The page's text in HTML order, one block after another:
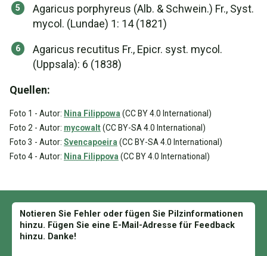
Agaricus porphyreus (Alb. & Schwein.) Fr., Syst.
mycol. (Lundae) 1: 14 (1821)
Agaricus recutitus Fr., Epicr. syst. mycol.
(Uppsala): 6 (1838)
Quellen:
Foto 1 - Autor: Nina Filippowa (CC BY 4.0 International)
Foto 2 - Autor: mycowalt(CC BY-SA 4.0 International)
Foto 3 - Autor: Svencapoeira (CC BY-SA 4.0 International)
Foto 4 - Autor: Nina Filippova (CC BY 4.0 International)